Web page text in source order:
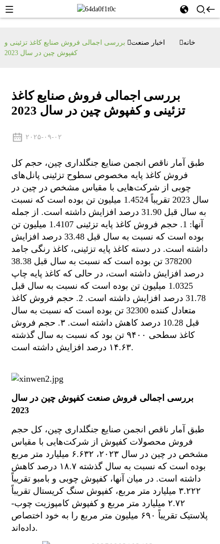
خانه اخبار صنعت
بررسی اجمالی فروش صنایع کاغذ تزئینی و
کفپوش چین در سال 2023
بررسی اجمالی فروش صنایع کاغذ
تزئینی و کفپوش چین در سال 2023
۲۰۲۵-۰۹-۰۲
طبق آمار ناقص انجمن صنایع جنگلداری چین، حجم کل
فروش کاغذ پایه مخصوص سطوح تزئینی پانل‌های
چوبی از شرکت‌هایی با مقیاس مشخص در چین در
سال 2023 تقریباً 1.4524 میلیون تن بوده است که نسبت
به سال قبل 31.90 درصد افزایش داشته است. از جمله
آنها: 1. حجم فروش کاغذ پایه تزئینی 1.4107 میلیون تن
بوده است که نسبت به سال قبل 33.48 درصد افزایش
داشته است. در دسته کاغذ پایه تزئینی، کاغذ رنگی جامد
378200 تن بوده است که نسبت به سال قبل 38.38
درصد افزایش داشته است، در حالی که کاغذ پایه چاپ
1.0325 میلیون تن بوده است که نسبت به سال قبل
31.78 درصد افزایش داشته است. 2. حجم فروش کاغذ
متعادل کننده 32300 تن بوده است که نسبت به سال
قبل 10.28 درصد کاهش داشته است. ۳. حجم فروش
کاغذ سطحی ۹۴۰۰ تن بود که نسبت به سال گذشته
۱۴.۶۳ درصد افزایش داشته است.
بررسی اجمالی فروش صنعت کفپوش چین در سال
2023
طبق آمار ناقص انجمن صنایع جنگلداری چین، کل حجم
فروش محصولات کفپوش از شرکت‌هایی با مقیاس
مشخص در چین در سال ۲۰۲۳، ۶.۶۳۲ میلیارد متر مربع
بوده است که نسبت به سال گذشته ۱۸.۷ درصد کاهش
داشته است. در میان آنها، کفپوش چوبی و بامبو تقریباً
۳.۲۲۲ میلیارد متر مربع، کفپوش سنگ کریستال تقریباً
۲.۷۲ میلیارد متر مربع و کفپوش کامپوزیت چوب-
پلاستیک تقریباً ۶۹۰ میلیون متر مربع را به خود اختصاص
داده‌اند.